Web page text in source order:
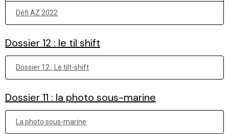
Défi AZ 2022
Dossier 12 : le til shift
Dossier 12 : Le tilt-shift
Dossier 11 : la photo sous-marine
La photo sous-marine